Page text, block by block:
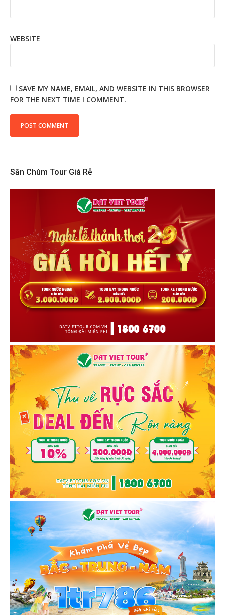
WEBSITE
SAVE MY NAME, EMAIL, AND WEBSITE IN THIS BROWSER
FOR THE NEXT TIME I COMMENT.
Săn Chùm Tour Giá Rẻ